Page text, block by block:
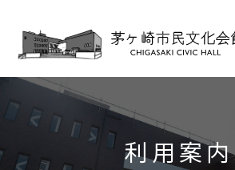
利用案内